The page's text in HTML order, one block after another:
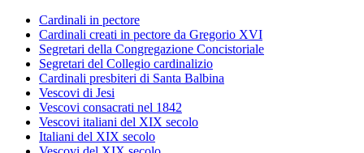
Cardinali in pectore
Cardinali creati in pectore da Gregorio XVI
Segretari della Congregazione Concistoriale
Segretari del Collegio cardinalizio
Cardinali presbiteri di Santa Balbina
Vescovi di Jesi
Vescovi consacrati nel 1842
Vescovi italiani del XIX secolo
Italiani del XIX secolo